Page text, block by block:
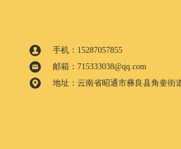
手机：15287057855
邮箱：715333038@qq.com
地址：云南省昭通市彝良县角奎街